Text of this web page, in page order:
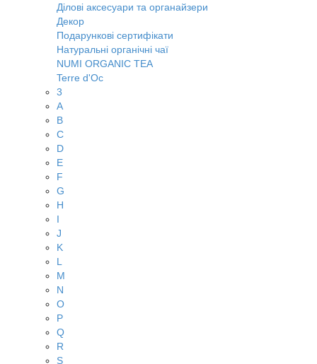
Ділові аксесуари та органайзери
Декор
Подарункові сертифікати
Натуральні органічні чаї
NUMI ORGANIC TEA
Terre d'Oc
3
A
B
C
D
E
F
G
H
I
J
K
L
M
N
O
P
Q
R
S